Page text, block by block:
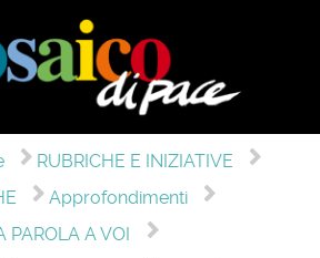
RUBRICHE E INIZIATIVE
Approfondimenti
PAROLA A VOI